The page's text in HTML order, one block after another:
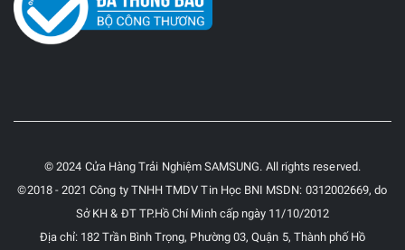
© 2024 Cửa Hàng Trải Nghiệm SAMSUNG. All rights reserved.
©2018 - 2021 Công ty TNHH TMDV Tin Học BNI MSDN: 0312002669, do
Sở KH & ĐT TP.Hồ Chí Minh cấp ngày 11/10/2012
Địa chỉ: 182 Trần Bình Trọng, Phường 03, Quận 5, Thành phố Hồ